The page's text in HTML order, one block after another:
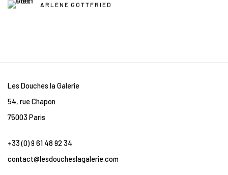
ARLENE GOTTFRIED
Les Douches la Galerie
54, rue Chapon
75003 Paris
+33 (0) 9 61 48 92 34
contact@lesdoucheslagalerie.com